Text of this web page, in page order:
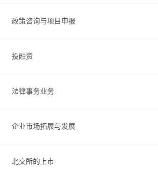
政策咨询与项目申报
投融资
法律事务业务
企业市场拓展与发展
北交所的上市